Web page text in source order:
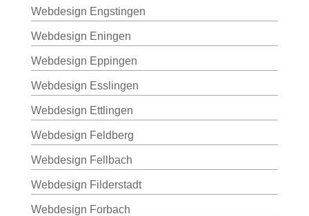
Webdesign Engstingen
Webdesign Eningen
Webdesign Eppingen
Webdesign Esslingen
Webdesign Ettlingen
Webdesign Feldberg
Webdesign Fellbach
Webdesign Filderstadt
Webdesign Forbach